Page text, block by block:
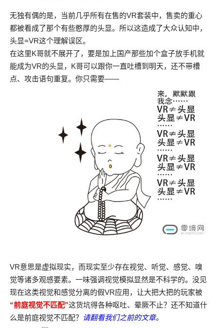
无独有偶的是，当前几乎所有在售的VR套装中，售卖的重心
都被看成了那个有些憨厚的头显。所以这造成了大众认知中，
头显=VR这个理解误区。
在这里K哥就不展开了，要是加上国产那些加个盒子放手机就
能成为VR的头显，K哥可以跟你一直吐槽到明天，还不带槽
点、攻击语句重复。你只需要——
VR意思是虚拟现实，而现实至少存在视觉、听觉、感觉、嗅
觉等诸多观感要素。一味强调视觉模拟显然是不科学的。没见
现在这类视觉和感觉分离的假VR应用，让大把大把的玩家被
“前庭视觉不匹配”这货坑得各种呕吐、晕厥不止？还不知道什
么是前庭视觉不匹配？ 请翻看我们之前的文章。